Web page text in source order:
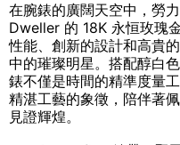
在腕錶的廣闊天空中，勞
Dweller 的 18K 永恒玫瑰
性能、創新的設計和高貴
中的璀璨明星。搭配醇白
錶不僅是時間的精準度量
精湛工藝的象徵，陪伴著
見證輝煌。